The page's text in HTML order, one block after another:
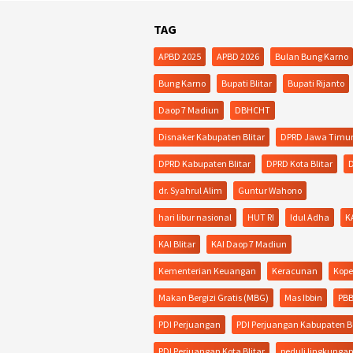
TAG
APBD 2025 APBD 2026 Bulan Bung Karno
Bung Karno Bupati Blitar Bupati Rijanto
Daop 7 Madiun DBHCHT
Disnaker Kabupaten Blitar DPRD Jawa Timur
DPRD Kabupaten Blitar DPRD Kota Blitar
dr. Syahrul Alim Guntur Wahono
hari libur nasional HUT RI Idul Adha
KAI Blitar KAI Daop 7 Madiun
Kementerian Keuangan Keracunan
Makan Bergizi Gratis (MBG) Mas Ibbin PBB
PDI Perjuangan PDI Perjuangan Kabupaten